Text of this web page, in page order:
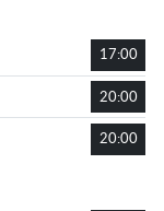
17:00
20:00
20:00